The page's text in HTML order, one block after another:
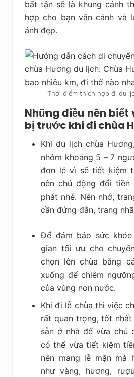
bất tận sẽ là khung cảnh
hợp cho bạn vãn cảnh và
ảnh đẹp.
Thời điểm thích hợp đi du
Những điều nên biết
bị trước khi đi chùa
Khi du lịch chùa
nhóm khoảng 5 – 7
đơn lẻ vì sẽ tiết kiệm
nên chủ động đổi
phát nhé. Nên nhớ,
cần đứng đắn, trang
Để đảm bảo sức
gian tối ưu cho
chọn lên chùa bằng
xuống để chiêm
của vùng non nước.
Khi đi lễ chùa thì việc
rất quan trọng, tốt nhất
sẵn ở nhà để vừa chủ
có thể vừa tiết kiệm
nên mang lễ mặn mà
như vàng, hương,